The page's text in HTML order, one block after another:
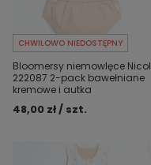
CHWILOWO NIEDOSTĘPNY
Bloomersy niemowlęce Nicol
222087 2-pack bawełniane
kremowe i autka
48,00 zł / szt.